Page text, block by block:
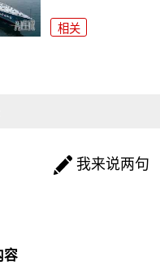
相关
我来说两句
容